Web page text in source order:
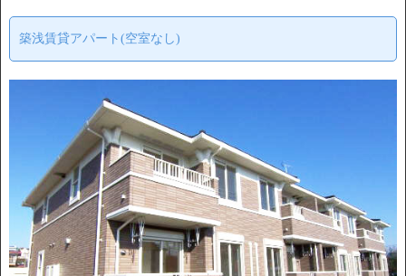
築浅賃貸アパート(空室なし)